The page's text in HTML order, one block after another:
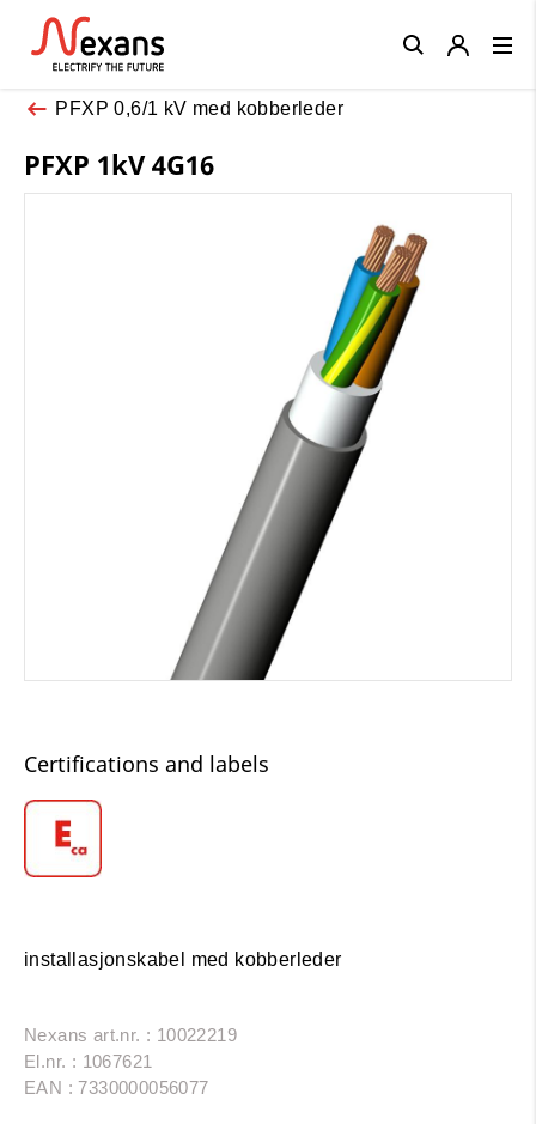
PFXP 0,6/1 kV med kobberleder
PFXP 1kV 4G16
Certifications and labels
installasjonskabel med kobberleder
Nexans art.nr. : 10022219
El.nr. : 1067621
EAN : 7330000056077
Close